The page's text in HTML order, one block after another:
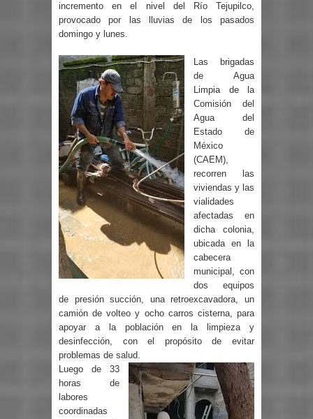
incremento en el nivel del Río Tejupilco,
provocado por las lluvias de los pasados
domingo y lunes.
Las brigadas
de Agua
Limpia de la
Comisión del
Agua del
Estado de
México
(CAEM),
recorren las
viviendas y las
vialidades
afectadas en
dicha colonia,
ubicada en la
cabecera
municipal, con
dos equipos
de presión succión, una retroexcavadora, un
camión de volteo y ocho carros cisterna, para
apoyar a la población en la limpieza y
desinfección, con el propósito de evitar
problemas de salud.
Luego de 33
horas de
labores
coordinadas